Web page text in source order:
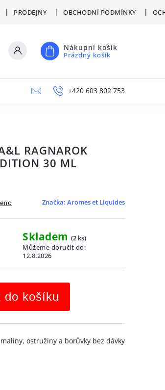
PRODEJNY OBCHODNÍ PODMÍNKY
Nákupní košík
Prázdný košík
VÝPRODEJ NAPIŠTE NÁM
+420 603 802 753
RAGNAROK
30 ML
Značka: Aromes et Liquides
Skladem(2 ks)
Můžeme doručit do:
12.8.2026
do košíku
ostružiny a borůvky bez dávky